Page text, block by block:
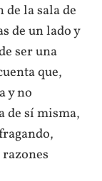
la sala de
de un lado y
ser una
que,
y no
de sí misma,